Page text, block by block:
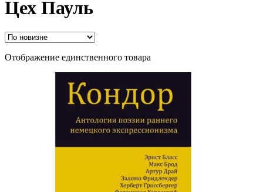
Цех Пауль
Отображение единственного товара